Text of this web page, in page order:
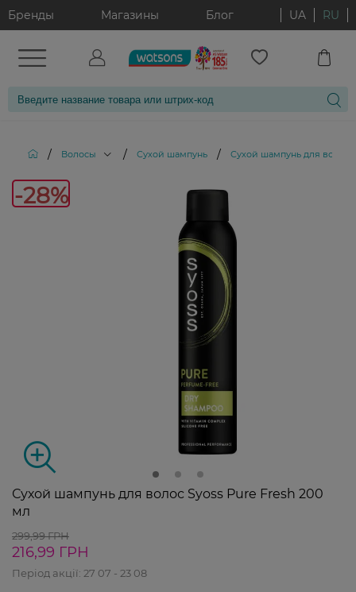
Бренды Магазины Блог UA RU
/ Волосы / Сухой шампунь / Сухой шампунь для волос
-28%
Сухой шампунь для волос Syoss Pure Fresh 200
мл
299,99 ГРН
216,99 ГРН
Період акції: 27 07 - 23 08